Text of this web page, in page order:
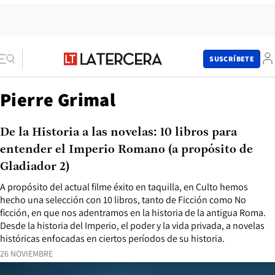
SUSCRÍBETE
Pierre Grimal
26 NOVIEMBRE
A propósito del actual filme éxito en taquilla, en Culto hemos
hecho una selección con 10 libros, tanto de Ficción como No
ficción, en que nos adentramos en la historia de la antigua Roma.
Desde la historia del Imperio, el poder y la vida privada, a novelas
históricas enfocadas en ciertos períodos de su historia.
De la Historia a las novelas: 10 libros para
entender el Imperio Romano (a propósito de
Gladiador 2)